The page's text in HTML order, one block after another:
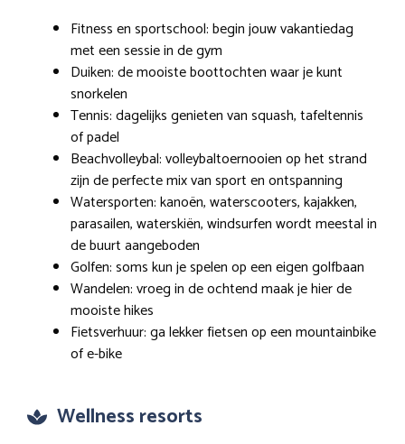
Fitness en sportschool: begin jouw vakantiedag
met een sessie in de gym
Duiken: de mooiste boottochten waar je kunt
snorkelen
Tennis: dagelijks genieten van squash, tafeltennis
of padel
Beachvolleybal: volleybaltoernooien op het strand
zijn de perfecte mix van sport en ontspanning
Watersporten: kanoën, waterscooters, kajakken,
parasailen, waterskiën, windsurfen wordt meestal in
de buurt aangeboden
Golfen: soms kun je spelen op een eigen golfbaan
Wandelen: vroeg in de ochtend maak je hier de
mooiste hikes
Fietsverhuur: ga lekker fietsen op een mountainbike
of e-bike
Wellness resorts